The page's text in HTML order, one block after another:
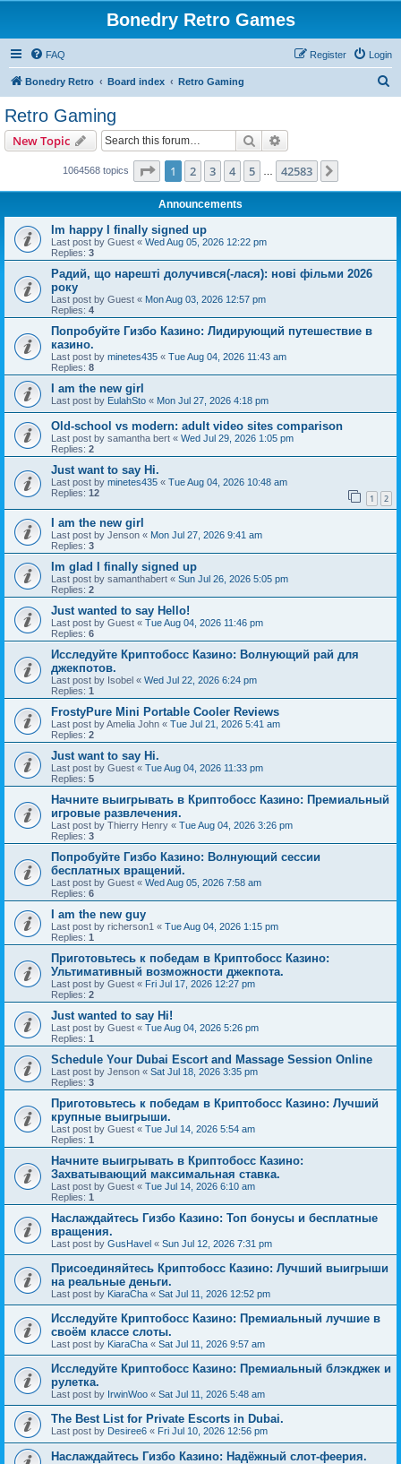
Bonedry Retro Games
FAQ Login
Register
Bonedry Retro Board index Retro Gaming
Retro Gaming
New Topic Search
1064568 topics Page 1of 42583
1 2 3 4 5 42583
Announcements
Im happy I finally signed up
Last post by Guest « Wed Aug 05, 2026 12:22 pm
Replies: 3
Радий, що нарешті долучився(-лася): нові фільми 2026
року
Last post by Guest « Mon Aug 03, 2026 12:57 pm
Replies: 4
Попробуйте Гизбо Казино: Лидирующий путешествие в
казино.
Last post by minetes435 « Tue Aug 04, 2026 11:43 am
Replies: 8
I am the new girl
Last post by EulahSto « Mon Jul 27, 2026 4:18 pm
Old-school vs modern: adult video sites comparison
Last post by samantha bert « Wed Jul 29, 2026 1:05 pm
Replies: 2
Just want to say Hi.
Last post by minetes435 « Tue Aug 04, 2026 10:48 am
Replies: 12 1 2
I am the new girl
Last post by Jenson « Mon Jul 27, 2026 9:41 am
Replies: 3
Im glad I finally signed up
Last post by samanthabert « Sun Jul 26, 2026 5:05 pm
Replies: 2
Just wanted to say Hello!
Last post by Guest « Tue Aug 04, 2026 11:46 pm
Replies: 6
Исследуйте Криптобосс Казино: Волнующий рай для
джекпотов.
Last post by Isobel « Wed Jul 22, 2026 6:24 pm
Replies: 1
FrostyPure Mini Portable Cooler Reviews
Last post byAmelia John « Tue Jul 21, 2026 5:41 am
Replies: 2
Just want to say Hi.
Last post by Guest « Tue Aug 04, 2026 11:33 pm
Replies: 5
Начните выигрывать в Криптобосс Казино: Премиальный
игровые развлечения.
Last post by Thierry Henry « Tue Aug 04, 2026 3:26 pm
Replies: 3
Попробуйте Гизбо Казино: Волнующий сессии
бесплатных вращений.
Last post by Guest « Wed Aug 05, 2026 7:58 am
Replies: 6
I am the new guy
Last post by richerson1 « Tue Aug 04, 2026 1:15 pm
Replies: 1
Приготовьтесь к победам в Криптобосс Казино:
Ультимативный возможности джекпота.
Last post by Guest « Fri Jul 17, 2026 12:27 pm
Replies: 2
Just wanted to say Hi!
Last post by Guest « Tue Aug 04, 2026 5:26 pm
Replies: 1
Schedule Your Dubai Escort and Massage Session Online
Last post by Jenson « Sat Jul 18, 2026 3:35 pm
Replies: 3
Приготовьтесь к победам в Криптобосс Казино: Лучший
крупные выигрыши.
Last post by Guest « Tue Jul 14, 2026 5:54 am
Replies: 1
Начните выигрывать в Криптобосс Казино:
Захватывающий максимальная ставка.
Last post by Guest « Tue Jul 14, 2026 6:10 am
Replies: 1
Наслаждайтесь Гизбо Казино: Топ бонусы и бесплатные
вращения.
Last post by GusHavel « Sun Jul 12, 2026 7:31 pm
Присоединяйтесь Криптобосс Казино: Лучший выигрыши
на реальные деньги.
Last post by KiaraCha « Sat Jul 11, 2026 12:52 pm
Исследуйте Криптобосс Казино: Премиальный лучшие в
своём классе слоты.
Last post by KiaraCha « Sat Jul 11, 2026 9:57 am
Исследуйте Криптобосс Казино: Премиальный блэкджек и
рулетка.
Last post by IrwinWoo « Sat Jul 11, 2026 5:48 am
The Best List for Private Escorts in Dubai.
Last post by Desiree6 « Fri Jul 10, 2026 12:56 pm
Наслаждайтесь Гизбо Казино: Надёжный слот-феерия.